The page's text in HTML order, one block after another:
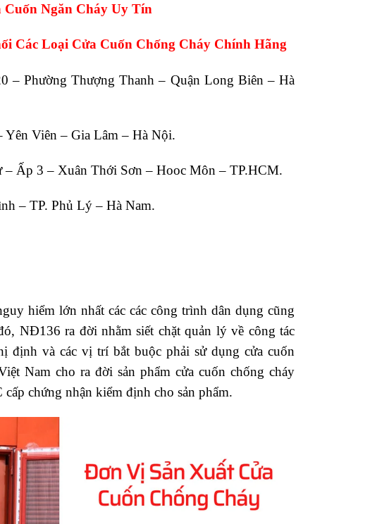
Ngăn Cháy Uy Tín
Các Loại Cửa Cuốn Chống Cháy Chính Hãng
– Phường Thượng Thanh – Quận Long Biên – Hà
Viên – Gia Lâm – Hà Nội.
Ấp 3 – Xuân Thới Sơn – Hooc Môn – TP.HCM.
– TP. Phủ Lý – Hà Nam.
hiểm lớn nhất các các công trình dân dụng cũng
NĐ136 ra đời nhằm siết chặt quản lý về công tác
định và các vị trí bắt buộc phải sử dụng cửa cuốn
Nam cho ra đời sản phẩm cửa cuốn chống cháy
chứng nhận kiểm định cho sản phẩm.